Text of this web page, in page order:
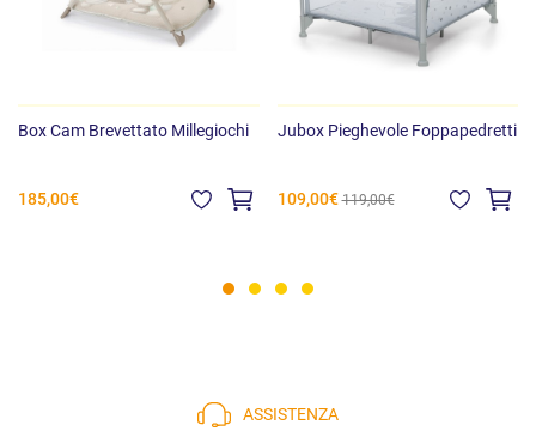
Box Cam Brevettato Millegiochi
185,00€
Jubox Pieghevole Foppapedretti
109,00€ 119,00€
ASSISTENZA